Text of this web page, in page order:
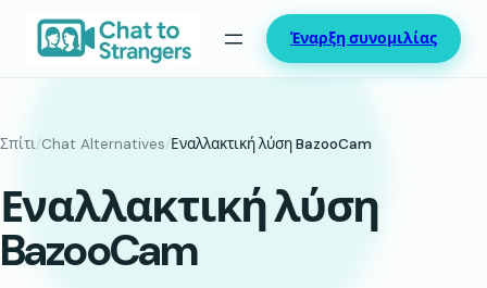
Μετάβαση
περιεχόμενο
Έναρξη συνομιλίας
Σπίτι/Chat Alternatives/Εναλλακτική λύση BazooCam
Εναλλακτική λύση
BazooCam